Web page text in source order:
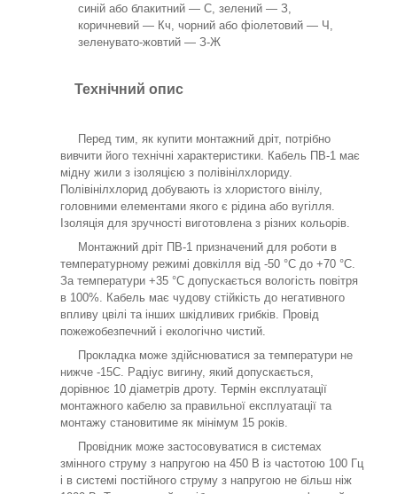
синій або блакитний — С, зелений — З,
коричневий — Кч, чорний або фіолетовий — Ч,
зеленувато-жовтий — З-Ж
Технічний опис
Перед тим, як купити монтажний дріт, потрібно
вивчити його технічні характеристики. Кабель ПВ-1 має
мідну жили з ізоляцією з полівінілхлориду.
Полівінілхлорид добувають із хлористого вінілу,
головними елементами якого є рідина або вугілля.
Ізоляція для зручності виготовлена з різних кольорів.
Монтажний дріт ПВ-1 призначений для роботи в
температурному режимі довкілля від -50 °C до +70 °C.
За температури +35 °C допускається вологість повітря
в 100%. Кабель має чудову стійкість до негативного
впливу цвілі та інших шкідливих грибків. Провід
пожежобезпечний і екологічно чистий.
Прокладка може здійснюватися за температури не
нижче -15С. Радіус вигину, який допускається,
дорівнює 10 діаметрів дроту. Термін експлуатації
монтажного кабелю за правильної експлуатації та
монтажу становитиме як мінімум 15 років.
Провідник може застосовуватися в системах
змінного струму з напругою на 450 В із частотою 100 Гц
і в системі постійного струму з напругою не більш ніж